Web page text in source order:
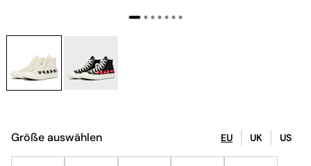
Größe auswählen EU UK US